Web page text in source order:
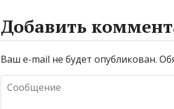
Добавить
Ваш e-mail не будет опубликован.